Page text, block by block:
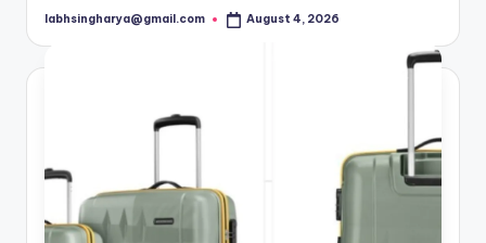
Posted
labhsingharya@gmail.com August 4, 2026